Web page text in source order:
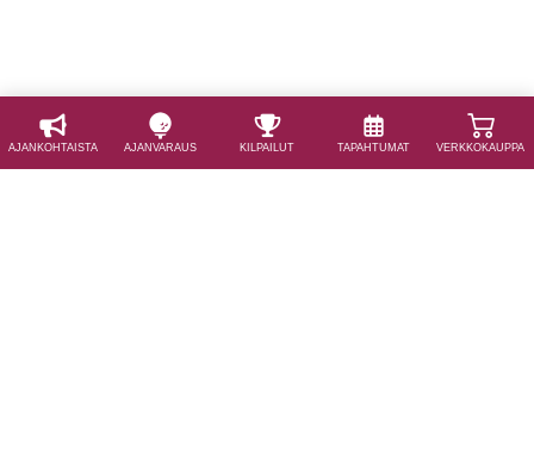
AJAN­KOHTAISTA AJAN­VARAUS KILPAILUT TAPAHTUMAT VERKKOKAUPPA